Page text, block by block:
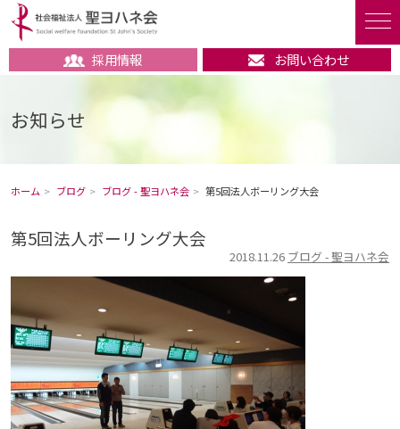
採用情報 お問い合わせ
お知らせ
ホーム ブログ ブログ - 聖ヨハネ会 第5回法人ボーリング大会
第5回法人ボーリング大会
2018.11.26 ブログ - 聖ヨハネ会